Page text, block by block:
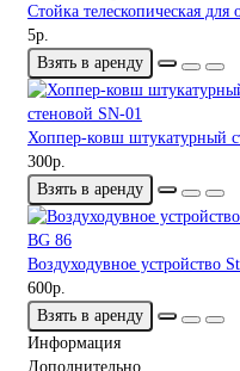
Стойка телескопическая для
5р.
Взять в аренду
Хоппер-ковш штукатурный
300р.
Взять в аренду
Воздуходувное устройство
600р.
Взять в аренду
Информация
Дополнительно